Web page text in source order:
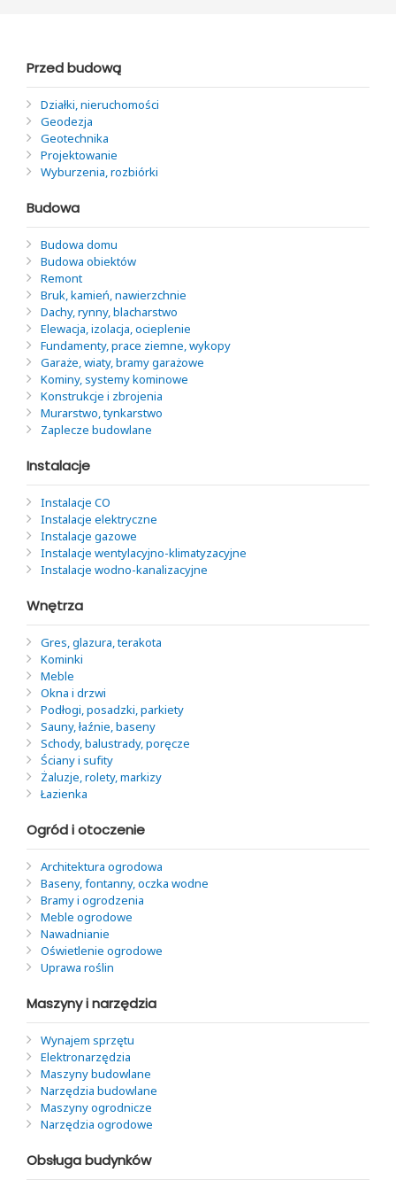
Przed budową
Działki, nieruchomości
Geodezja
Geotechnika
Projektowanie
Wyburzenia, rozbiórki
Budowa
Budowa domu
Budowa obiektów
Remont
Bruk, kamień, nawierzchnie
Dachy, rynny, blacharstwo
Elewacja, izolacja, ocieplenie
Fundamenty, prace ziemne, wykopy
Garaże, wiaty, bramy garażowe
Kominy, systemy kominowe
Konstrukcje i zbrojenia
Murarstwo, tynkarstwo
Zaplecze budowlane
Instalacje
Instalacje CO
Instalacje elektryczne
Instalacje gazowe
Instalacje wentylacyjno-klimatyzacyjne
Instalacje wodno-kanalizacyjne
Wnętrza
Gres, glazura, terakota
Kominki
Meble
Okna i drzwi
Podłogi, posadzki, parkiety
Sauny, łaźnie, baseny
Schody, balustrady, poręcze
Ściany i sufity
Żaluzje, rolety, markizy
Łazienka
Ogród i otoczenie
Architektura ogrodowa
Baseny, fontanny, oczka wodne
Bramy i ogrodzenia
Meble ogrodowe
Nawadnianie
Oświetlenie ogrodowe
Uprawa roślin
Maszyny i narzędzia
Wynajem sprzętu
Elektronarzędzia
Maszyny budowlane
Narzędzia budowlane
Maszyny ogrodnicze
Narzędzia ogrodowe
Obsługa budynków